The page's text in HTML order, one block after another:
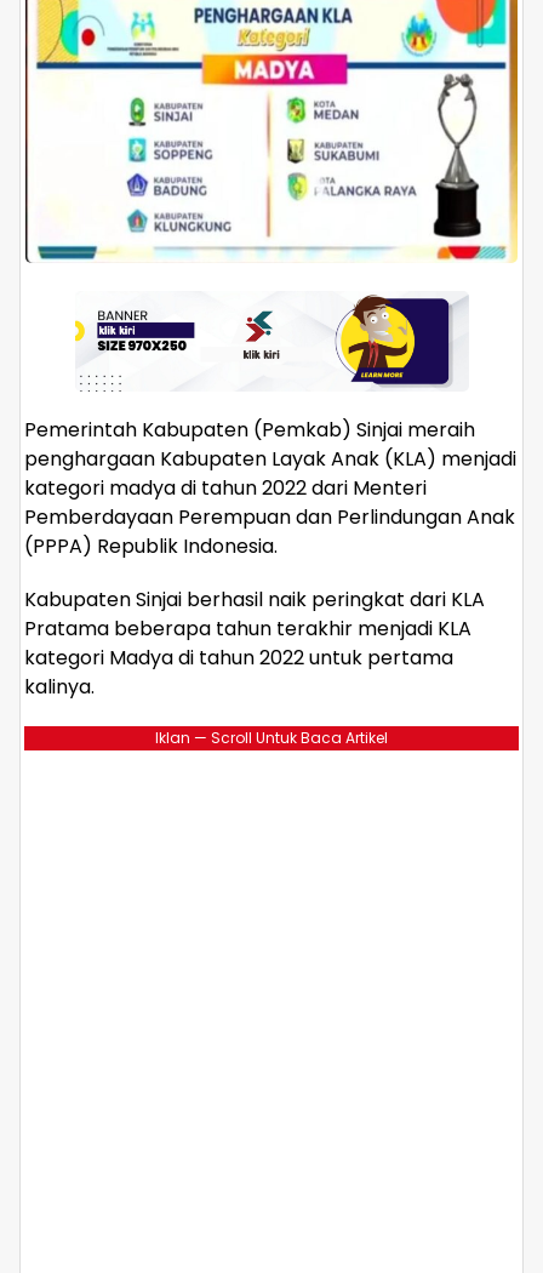
Pemerintah Kabupaten (Pemkab) Sinjai meraih
penghargaan Kabupaten Layak Anak (KLA) menjadi
kategori madya di tahun 2022 dari Menteri
Pemberdayaan Perempuan dan Perlindungan Anak
(PPPA) Republik Indonesia.
Kabupaten Sinjai berhasil naik peringkat dari KLA
Pratama beberapa tahun terakhir menjadi KLA
kategori Madya di tahun 2022 untuk pertama
kalinya.
Iklan — Scroll Untuk Baca Artikel